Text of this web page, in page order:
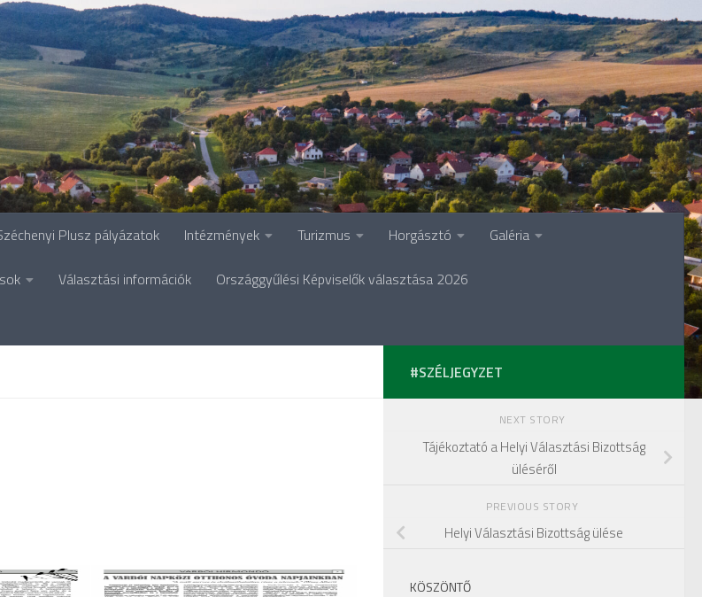
Plusz pályázatok Intézmények Turizmus Horgásztó Galéria
Választási információk Országgyűlési Képviselők választása 2026
#SZÉLJEGYZET
NEXT STORY
Tájékoztató a Helyi Választási Bizottság
üléséről
PREVIOUS STORY
Helyi Választási Bizottság ülése
KÖSZÖNTŐ